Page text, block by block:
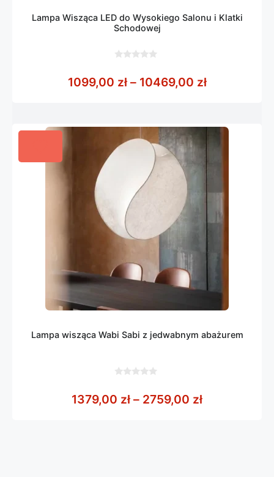
Lampa Wisząca LED do Wysokiego Salonu i Klatki
Schodowej
5
1099,00 zł – 10469,00 złZakres
Lampa wisząca Wabi Sabi z jedwabnym abażurem
5
1379,00 zł – 2759,00 złZakres cen: